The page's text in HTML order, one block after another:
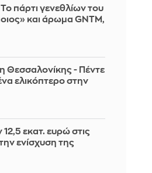
πάρτι γενεθλίων του
και άρωμα GNTM,
Θεσσαλονίκης - Πέντε
ελικόπτερο στην
εκατ. ευρώ στις
ενίσχυση της